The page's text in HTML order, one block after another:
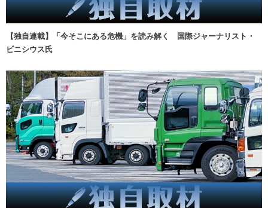
【独自連載】「今そこにある危機」を読み解く 国際ジャーナリスト・
ビニシウス氏